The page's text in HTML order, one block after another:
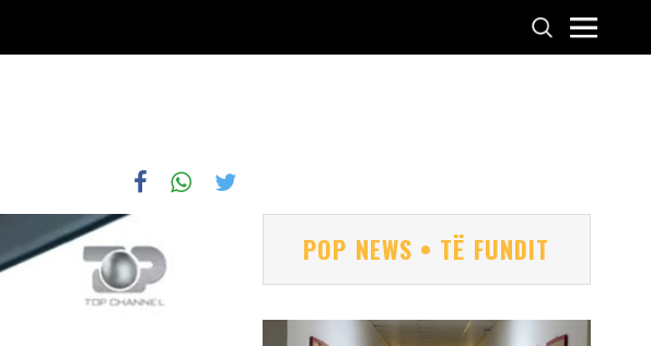
POP NEWS • TË FUNDIT